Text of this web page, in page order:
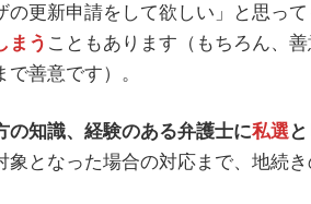
更新申請をして欲しい」と思って
まう こともあります（もちろん、
善意です）。
の知識、経験のある弁護士に私選
となった場合の対応まで、地続